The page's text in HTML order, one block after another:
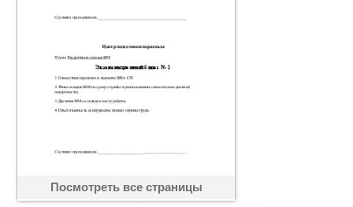
Посмотреть все страницы